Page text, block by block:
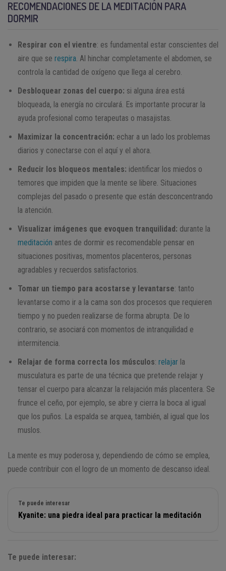
RECOMENDACIONES DE LA MEDITACIÓN PARA
DORMIR
Respirar con el vientre: es fundamental estar conscientes del
aire que se respira . Al hinchar completamente el abdomen, se
controla la cantidad de oxígeno que llega al cerebro.
Desbloquear zonas del cuerpo: si alguna área está
bloqueada, la energía no circulará. Es importante procurar la
ayuda profesional como terapeutas o masajistas.
Maximizar la concentración: echar a un lado los problemas
diarios y conectarse con el aquí y el ahora.
Reducir los bloqueos mentales: identificar los miedos o
temores que impiden que la mente se libere. Situaciones
complejas del pasado o presente que están desconcentrando
la atención.
Visualizar imágenes que evoquen tranquilidad: durante la
meditación antes de dormir es recomendable pensar en
situaciones positivas, momentos placenteros, personas
agradables y recuerdos satisfactorios.
Tomar un tiempo para acostarse y levantarse: tanto
levantarse como ir a la cama son dos procesos que requieren
tiempo y no pueden realizarse de forma abrupta. De lo
contrario, se asociará con momentos de intranquilidad e
intermitencia.
Relajar de forma correcta los músculos: relajar la
musculatura es parte de una técnica que pretende relajar y
tensar el cuerpo para alcanzar la relajación más placentera. Se
frunce el ceño, por ejemplo, se abre y cierra la boca al igual
que los puños. La espalda se arquea, también, al igual que los
muslos.
La mente es muy poderosa y, dependiendo de cómo se emplea,
puede contribuir con el logro de un momento de descanso ideal.
Te puede interesar
Kyanite: una piedra ideal para practicar la meditación
Te puede interesar: